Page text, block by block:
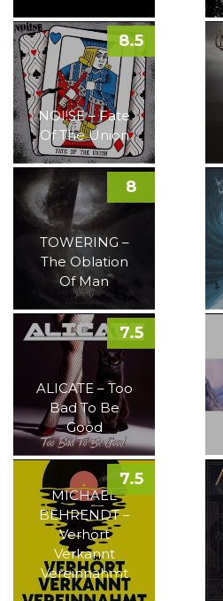
NOI!SE – Fate
Of The Union
8.5
TOWERING –
The Oblation
Of Man
8
ALICATE – Too
Bad To Be
Good
7.5
MICHAEL
BEHRENDT –
Verhört
Verkannt
Vereinnahmt
7.5